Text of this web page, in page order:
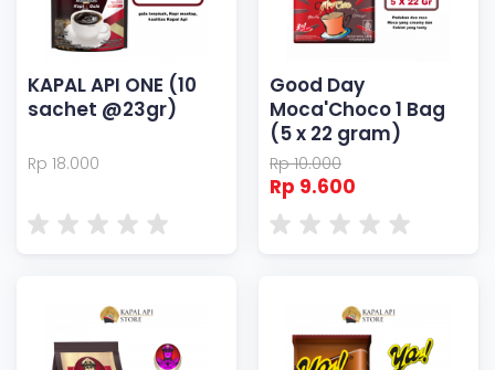
KAPAL API ONE (10
sachet @23gr)
Rp 18.000
Good Day
Moca'Choco 1 Bag
(5 x 22 gram)
Rp 10.000
Rp 9.600